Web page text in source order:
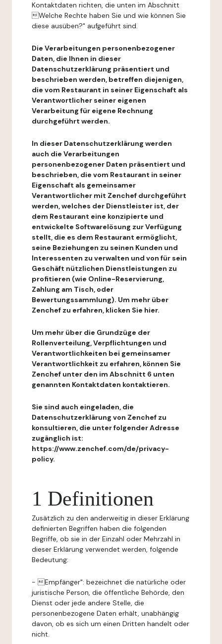
Kontaktdaten richten, die unten im Abschnitt
Welche Rechte haben Sie und wie können Sie
diese ausüben?" aufgeführt sind.
Die Verarbeitungen personenbezogener
Daten, die Ihnen in dieser
Datenschutzerklärung präsentiert und
beschrieben werden, betreffen diejenigen,
die vom Restaurant in seiner Eigenschaft als
Verantwortlicher seiner eigenen
Verarbeitung für eigene Rechnung
durchgeführt werden.
In dieser Datenschutzerklärung werden
auch die Verarbeitungen
personenbezogener Daten präsentiert und
beschrieben, die vom Restaurant in seiner
Eigenschaft als gemeinsamer
Verantwortlicher mit Zenchef durchgeführt
werden, welches der Dienstleister ist, der
dem Restaurant eine konzipierte und
entwickelte Softwarelösung zur Verfügung
stellt, die es dem Restaurant ermöglicht,
seine Beziehungen zu seinen Kunden und
Interessenten zu verwalten und von für sein
Geschäft nützlichen Dienstleistungen zu
profitieren (wie Online-Reservierung,
Zahlung am Tisch, oder
Bewertungssammlung). Um mehr über
Zenchef zu erfahren, klicken Sie hier.
Um mehr über die Grundzüge der
Rollenverteilung, Verpflichtungen und
Verantwortlichkeiten bei gemeinsamer
Verantwortlichkeit zu erfahren, können Sie
Zenchef unter den im Abschnitt 6 unten
genannten Kontaktdaten kontaktieren.
Sie sind auch eingeladen, die
Datenschutzerklärung von Zenchef zu
konsultieren, die unter folgender Adresse
zugänglich ist:
https://www.zenchef.com/de/privacy-
policy.
1 Definitionen
Zusätzlich zu den anderweitig in dieser Erklärung
definierten Begriffen haben die folgenden
Begriffe, ob sie in der Einzahl oder Mehrzahl in
dieser Erklärung verwendet werden, folgende
Bedeutung:
- Empfänger": bezeichnet die natürliche oder
juristische Person, die öffentliche Behörde, den
Dienst oder jede andere Stelle, die
personenbezogene Daten erhält, unabhängig
davon, ob es sich um einen Dritten handelt oder
nicht.